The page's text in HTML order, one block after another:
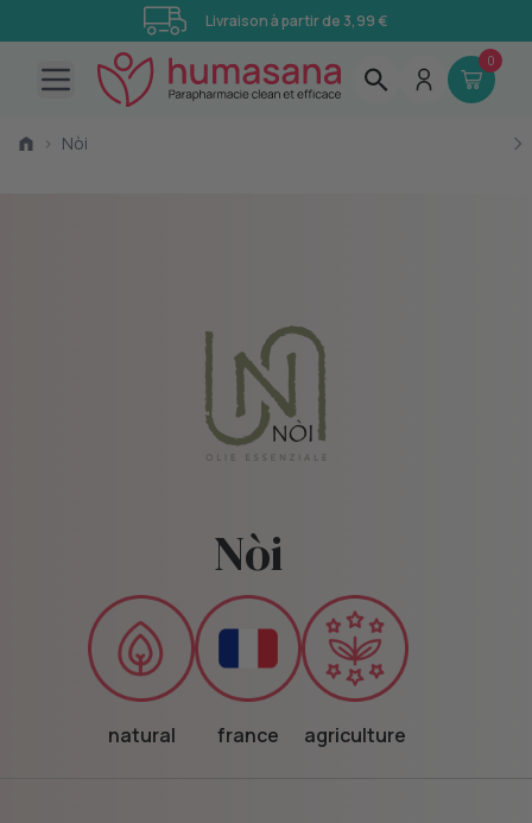
Livraison à partir de 3,99 €
Open main menu
0
› Nòi
Nòi
natural france agriculture